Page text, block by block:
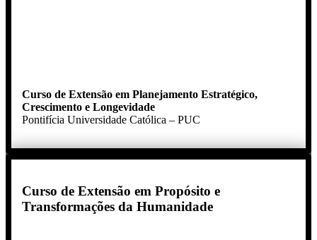
Curso de Extensão em Planejamento Estratégico,
Crescimento e Longevidade
Pontifícia Universidade Católica – PUC
Curso de Extensão em Propósito e
Transformações da Humanidade